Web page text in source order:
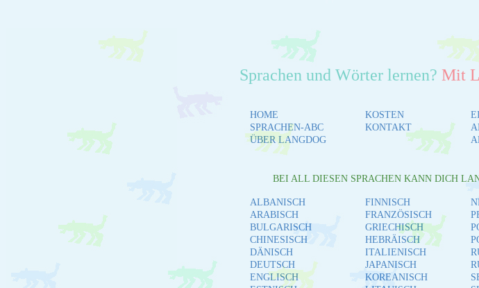
Sprachen und Wörter lernen? Mit
HOME
SPRACHEN-ABC
ÜBER LANGDOG
KOSTEN
KONTAKT
BEI ALL DIESEN SPRACHEN KANN DICH
ALBANISCH
ARABISCH
BULGARISCH
CHINESISCH
DÄNISCH
DEUTSCH
ENGLISCH
FINNISCH
FRANZÖSISCH
GRIECHISCH
HEBRÄISCH
ITALIENISCH
JAPANISCH
KOREANISCH